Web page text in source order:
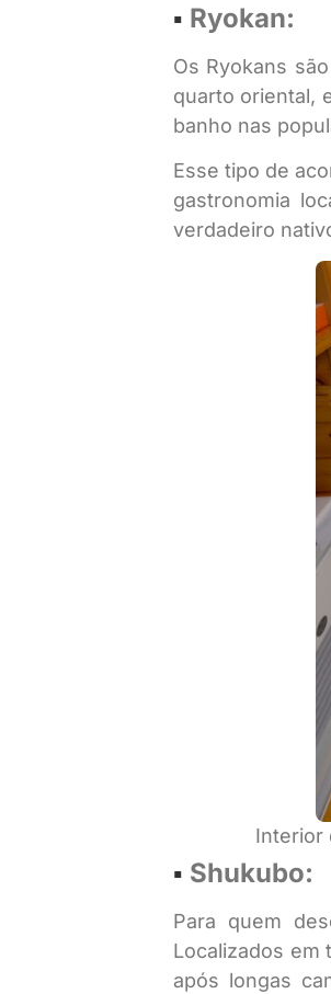
▪︎ Ryokan:
Os Ryokans
quarto oriental,
banho nas
Esse tipo de
gastronomia
verdadeiro
Interior
▪︎ Shukubo:
Para quem
Localizados em
após longas